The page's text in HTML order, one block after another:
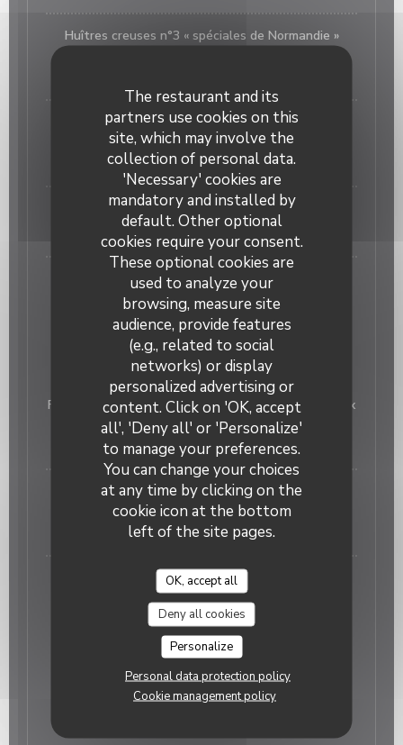
The restaurant and its
partners use cookies on this
site, which may involve the
collection of personal data.
'Necessary' cookies are
mandatory and installed by
default. Other optional
cookies require your consent.
These optional cookies are
used to analyze your
browsing, measure site
audience, provide features
(e.g., related to social
networks) or display
personalized advertising or
content. Click on 'OK, accept
all', 'Deny all' or 'Personalize'
to manage your preferences.
You can change your choices
at any time by clicking on the
cookie icon at the bottom
left of the site pages.
OK, accept all
Deny all cookies
Personalize
Personal data protection policy
Cookie management policy
Huîtres creuses n°3 « spéciales de Normandie »
Huîtres creuses n°3 « spéciales de Normandie »
16,00 EUR
Les 6
Beignets de crevettes sauce whisky
20,00 EUR
Terrine de foie gras de canard mi- cuit, confiture
d'oignon, gelée au muscat
14,00 EUR
Nos Poissons
Filet de bar rôti, asperges de saison, risotto crèmeux
& sauce safranée
28,00 EUR
Blanc de lieu jaune rôti purée de pommes de terre
aux petits pois crème parfumée au lard fumé
24,00 EUR
Belle sole meunière ( A réserver à l'avance )
500 grs environ
48,00 EUR
Oh ! MOUETTES